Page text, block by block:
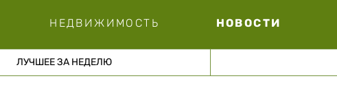
НЕДВИЖИМОСТЬ НОВОСТИ
ЛУЧШЕЕ ЗА НЕДЕЛЮ